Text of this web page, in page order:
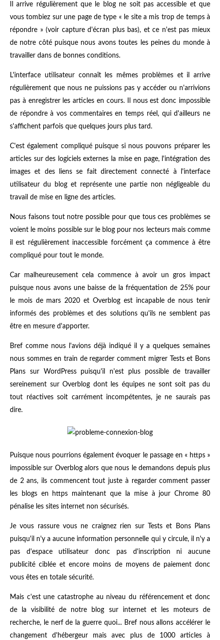
Il arrive régulièrement que le blog ne soit pas accessible et que
vous tombiez sur une page de type « le site a mis trop de temps à
répondre » (voir capture d'écran plus bas), et ce n'est pas mieux
de notre côté puisque nous avons toutes les peines du monde à
travailler dans de bonnes conditions.
L'interface utilisateur connaît les mêmes problèmes et il arrive
régulièrement que nous ne puissions pas y accéder ou n'arrivions
pas à enregistrer les articles en cours. Il nous est donc impossible
de répondre à vos commentaires en temps réel, qui d'ailleurs ne
s'affichent parfois que quelques jours plus tard.
C'est également compliqué puisque si nous pouvons préparer les
articles sur des logiciels externes la mise en page, l'intégration des
images et des liens se fait directement connecté à l'interface
utilisateur du blog et représente une partie non négligeable du
travail de mise en ligne des articles.
Nous faisons tout notre possible pour que tous ces problèmes se
voient le moins possible sur le blog pour nos lecteurs mais comme
il est régulièrement inaccessible forcément ça commence à être
compliqué pour tout le monde.
Car malheureusement cela commence à avoir un gros impact
puisque nous avons une baisse de la fréquentation de 25% pour
le mois de mars 2020 et Overblog est incapable de nous tenir
informés des problèmes et des solutions qu'ils ne semblent pas
être en mesure d'apporter.
Bref comme nous l'avions déjà indiqué il y a quelques semaines
nous sommes en train de regarder comment migrer Tests et Bons
Plans sur WordPress puisqu'il n'est plus possible de travailler
sereinement sur Overblog dont les équipes ne sont soit pas du
tout réactives soit carrément incompétentes, je ne saurais pas
dire.
Puisque nous pourrions également évoquer le passage en « https »
impossible sur Overblog alors que nous le demandons depuis plus
de 2 ans, ils commencent tout juste à regarder comment passer
les blogs en https maintenant que la mise à jour Chrome 80
pénalise les sites internet non sécurisés.
Je vous rassure vous ne craignez rien sur Tests et Bons Plans
puisqu'il n'y a aucune information personnelle qui y circule, il n'y a
pas d'espace utilisateur donc pas d'inscription ni aucune
publicité ciblée et encore moins de moyens de paiement donc
vous êtes en totale sécurité.
Mais c'est une catastrophe au niveau du référencement et donc
de la visibilité de notre blog sur internet et les moteurs de
recherche, le nerf de la guerre quoi... Bref nous allons accélérer le
changement d'hébergeur mais avec plus de 1000 articles à